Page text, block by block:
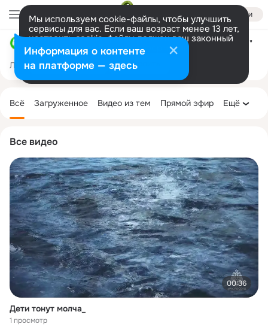
Войти
Мы используем cookie-файлы, чтобы улучшить
сервисы для вас. Если ваш возраст менее 13 лет,
настроить cookie-файлы должен ваш законный
представитель. Больше информации
Разрешить все Настроить
ОГБУ "Дом социального обслуживания "Донская дача"
Лента Участники 254 Темы 1.2K
Все видео
00:36
Дети тонут молча_
1 просмотр
колонка
Всё Загруженное Видео из тем Прямой эфир Ещё
Информация о контенте
на платформе — здесь